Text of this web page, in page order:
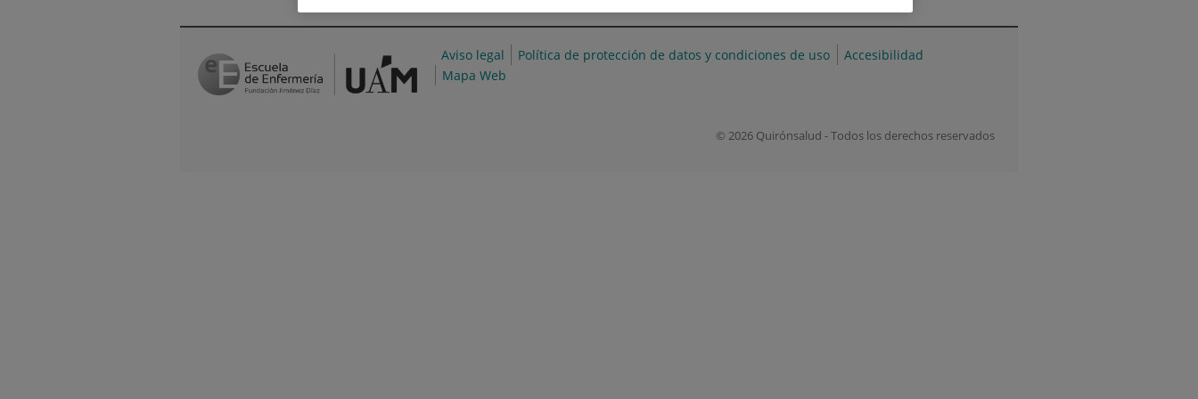
Aviso legal Política de protección de datos y condiciones de uso
Accesibilidad
Mapa Web
© 2026 Quirónsalud - Todos los derechos reservados